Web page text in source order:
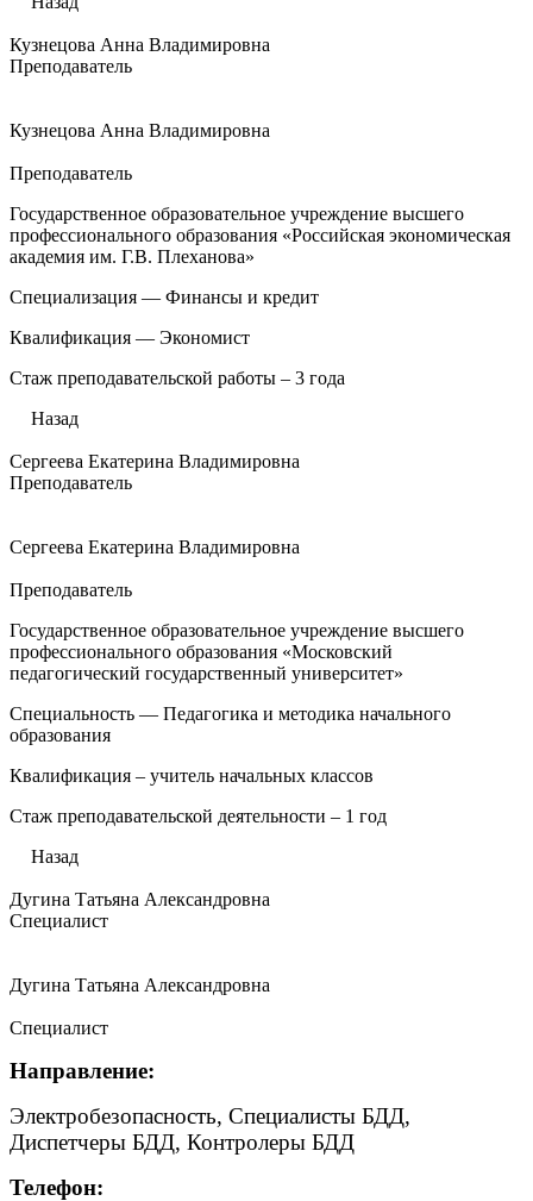
Кузнецова Анна Владимировна
Преподаватель
Кузнецова Анна Владимировна
Преподаватель
Государственное образовательное учреждение высшего
профессионального образования «Российская экономическая
академия им. Г.В. Плеханова»
Специализация — Финансы и кредит
Квалификация — Экономист
Стаж преподавательской работы – 3 года
Назад
Сергеева Екатерина Владимировна
Преподаватель
Сергеева Екатерина Владимировна
Преподаватель
Государственное образовательное учреждение высшего
профессионального образования «Московский
педагогический государственный университет»
Специальность — Педагогика и методика начального
образования
Квалификация – учитель начальных классов
Стаж преподавательской деятельности – 1 год
Назад
Дугина Татьяна Александровна
Специалист
Дугина Татьяна Александровна
Специалист
Направление:
Электробезопасность, Специалисты БДД,
Диспетчеры БДД, Контролеры БДД
Телефон: